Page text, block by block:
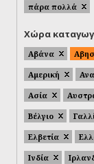
πάρα πολλά
Χώρα
Αβάνα
Αμερική
Ασία
Βέλγιο
Ελβετία
Ινδία